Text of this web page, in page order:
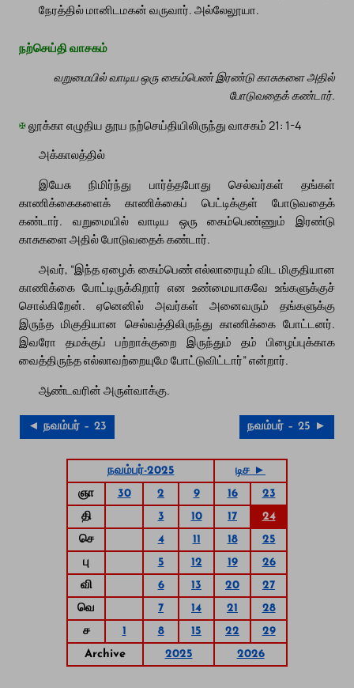
நேரத்தில் மானிடமகன் வருவார். அல்லேலூயா.
நற்செய்தி வாசகம்
வறுமையில் வாடிய ஒரு கைம்பெண் இரண்டு காசுகளை அதில்
போடுவதைக் கண்டார்.
✠ லூக்கா எழுதிய தூய நற்செய்தியிலிருந்து வாசகம் 21: 1-4
அக்காலத்தில்
இயேசு நிமிர்ந்து பார்த்தபோது செல்வர்கள் தங்கள்
காணிக்கைகளைக் காணிக்கைப் பெட்டிக்குள் போடுவதைக்
கண்டார். வறுமையில் வாடிய ஒரு கைம்பெண்ணும் இரண்டு
காசுகளை அதில் போடுவதைக் கண்டார்.
அவர், “இந்த ஏழைக் கைம்பெண் எல்லாரையும் விட மிகுதியான
காணிக்கை போட்டிருக்கிறார் என உண்மையாகவே உங்களுக்குச்
சொல்கிறேன். ஏனெனில் அவர்கள் அனைவரும் தங்களுக்கு
இருந்த மிகுதியான செல்வத்திலிருந்து காணிக்கை போட்டனர்.
இவரோ தமக்குப் பற்றாக்குறை இருந்தும் தம் பிழைப்புக்காக
வைத்திருந்த எல்லாவற்றையுமே போட்டுவிட்டார்” என்றார்.
ஆண்டவரின் அருள்வாக்கு.
◄ நவம்பர் – 23 நவம்பர் – 25 ►
நவம்பர்-2025
டிச ►
ஞா
30 2 9 16
23
தி
3 10 17
24
செ
4 11 18
25
பு
5 12 19
26
வி
6 13 20
27
வெ
7 14 21
28
ச
1 8 15 22
29
Archive
2025 2026